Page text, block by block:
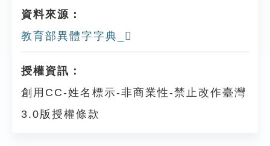
資料來源：
教育部異體字字典_𧝷
授權資訊：
創用CC-姓名標示-非商業性-禁止改作臺灣
3.0版授權條款